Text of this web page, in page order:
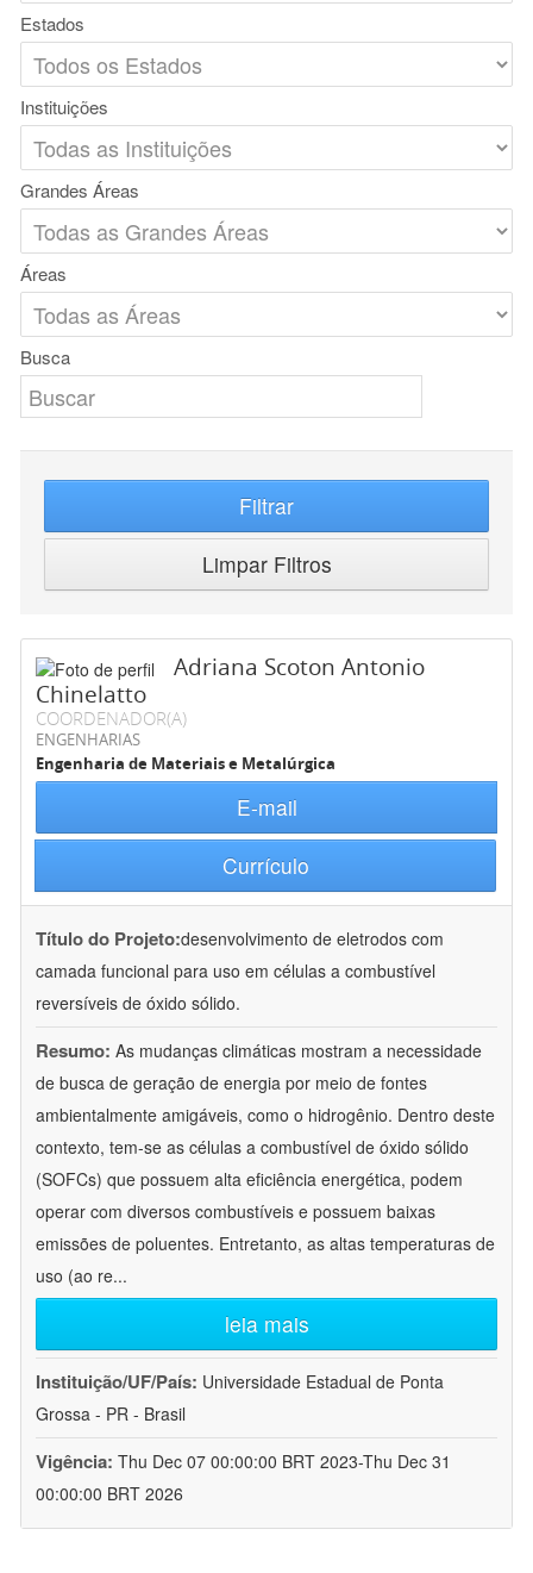
Estados
Instituições
Grandes Áreas
Áreas
Busca
Filtrar
Limpar Filtros
Adriana Scoton Antonio
Chinelatto
COORDENADOR(A)
ENGENHARIAS
Engenharia de Materiais e Metalúrgica
E-mail
Currículo
Título do Projeto:desenvolvimento de eletrodos com
camada funcional para uso em células a combustível
reversíveis de óxido sólido.
Resumo: As mudanças climáticas mostram a necessidade
de busca de geração de energia por meio de fontes
ambientalmente amigáveis, como o hidrogênio. Dentro deste
contexto, tem-se as células a combustível de óxido sólido
(SOFCs) que possuem alta eficiência energética, podem
operar com diversos combustíveis e possuem baixas
emissões de poluentes. Entretanto, as altas temperaturas de
uso (ao re...
leia mais
Instituição/UF/País: Universidade Estadual de Ponta
Grossa - PR - Brasil
Vigência: Thu Dec 07 00:00:00 BRT 2023-Thu Dec 31
00:00:00 BRT 2026